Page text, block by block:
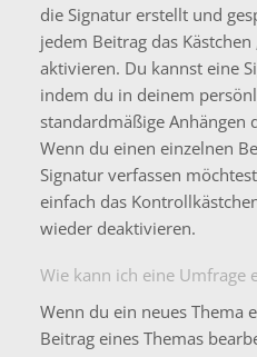
die Signatur erstellt und
jedem Beitrag das Kästchen
aktivieren. Du kannst eine
indem du in deinem
standardmäßige Anhängen
Wenn du einen einzelnen
Signatur verfassen
einfach das
wieder deaktivieren.
Wie kann ich eine Umfrage
Wenn du ein neues Thema
Beitrag eines Themas